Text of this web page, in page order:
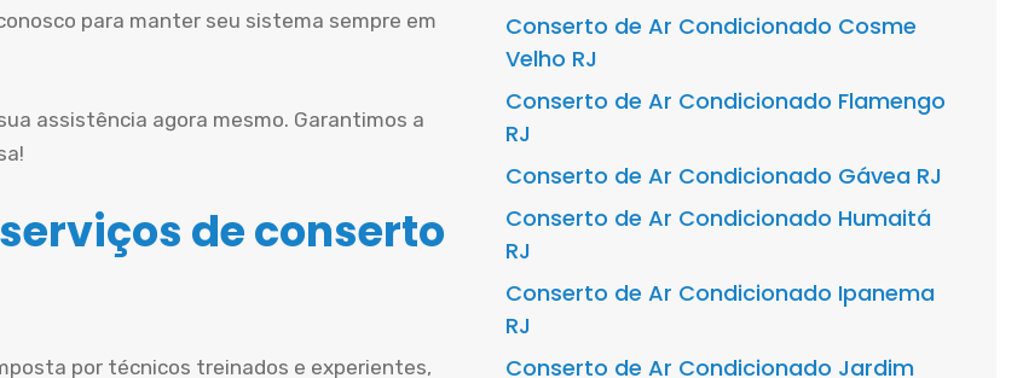
para manter seu sistema sempre em
assistência agora mesmo. Garantimos a
de conserto
por técnicos treinados e experientes,
Conserto de Ar Condicionado Cosme
Velho RJ
Conserto de Ar Condicionado Flamengo
RJ
Conserto de Ar Condicionado Gávea RJ
Conserto de Ar Condicionado Humaitá
RJ
Conserto de Ar Condicionado Ipanema
RJ
Conserto de Ar Condicionado Jardim